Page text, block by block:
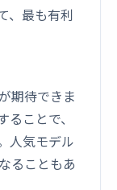
、最も有利
期待できま
ことで、
人気モデル
ることもあ